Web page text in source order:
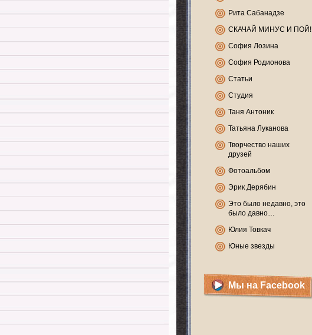
Рита Сабанадзе
СКАЧАЙ МИНУС И ПОЙ!
София Лозина
София Родионова
Статьи
Студия
Таня Антоник
Татьяна Луканова
Творчество наших
друзей
Фотоальбом
Эрик Дерябин
Это было недавно, это
было давно…
Юлия Товкач
Юные звезды
Мы на Facebook